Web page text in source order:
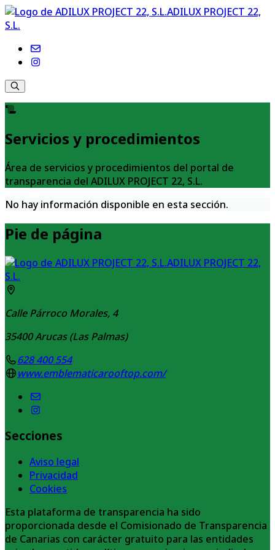
ADILUX PROJECT 22,
S.L.
Servicios y procedimientos
Área de servicios y procedimientos del portal de
transparencia del ADILUX PROJECT 22, S.L.
No hay información disponible en esta sección.
Pie de página
ADILUX PROJECT 22,
S.L.
Calle Párroco Morales, 4
35400Arucas (Las Palmas)
628 400 554
www.emblematicarooftop.com/
Secciones
Aviso legal
Privacidad
Cookies
Esta plataforma de transparencia ha sido
proporcionada desde el Comisionado de Transparencia
de Canarias con carácter gratuito para las entidades